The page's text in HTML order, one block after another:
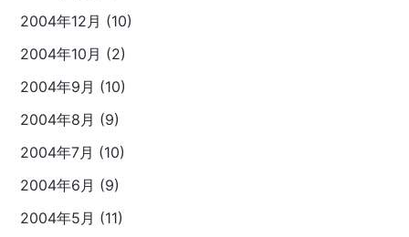
2004年12月 (10)
2004年10月 (2)
2004年9月 (10)
2004年8月 (9)
2004年7月 (10)
2004年6月 (9)
2004年5月 (11)